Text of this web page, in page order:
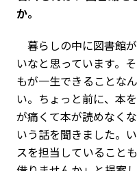
か。
暮らしの中に図書館
いなと思っています。
もが一生できることな
い。ちょっと前に、本
が痛くて本が読めなく
いう話を聞きました。
スを担当していること